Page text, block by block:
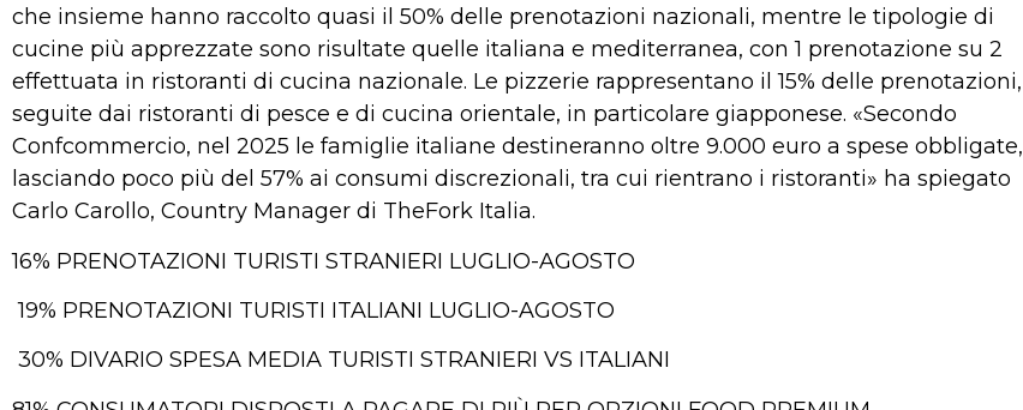
che insieme hanno raccolto quasi il 50% delle prenotazioni nazionali, mentre le tipologie di
cucine più apprezzate sono risultate quelle italiana e mediterranea, con 1 prenotazione su 2
effettuata in ristoranti di cucina nazionale. Le pizzerie rappresentano il 15% delle prenotazioni,
seguite dai ristoranti di pesce e di cucina orientale, in particolare giapponese. «Secondo
Confcommercio, nel 2025 le famiglie italiane destineranno oltre 9.000 euro a spese obbligate,
lasciando poco più del 57% ai consumi discrezionali, tra cui rientrano i ristoranti» ha spiegato
Carlo Carollo, Country Manager di TheFork Italia.
16% PRENOTAZIONI TURISTI STRANIERI LUGLIO-AGOSTO
19% PRENOTAZIONI TURISTI ITALIANI LUGLIO-AGOSTO
30% DIVARIO SPESA MEDIA TURISTI STRANIERI VS ITALIANI